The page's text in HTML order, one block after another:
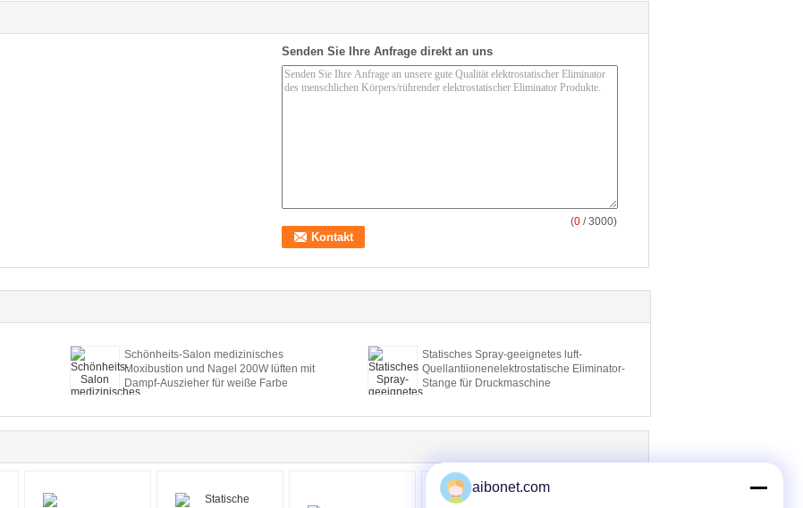
Senden Sie Ihre Anfrage direkt an uns
(0 / 3000)
Schönheits-Salon medizinisches
Moxibustion und Nagel 200W lüften mit
Dampf-Auszieher für weiße Farbe
Statisches Spray-geeignetes luft-
Quellantiionenelektrostatische Eliminator-
Stange für Druckmaschine
aibonet.com